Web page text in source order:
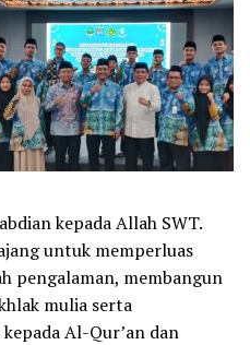
kepada Allah SWT.
untuk memperluas
pengalaman, membangun
mulia serta
Al-Qur’an dan